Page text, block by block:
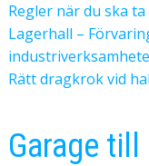
Regler när du ska
Lagerhall –
Rätt dragkrok vid
Garage